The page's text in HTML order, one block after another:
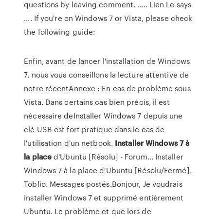
questions by leaving comment. ..... Lien Le says
.... If you're on Windows 7 or Vista, please check
the following guide:
Enfin, avant de lancer l'installation de Windows
7, nous vous conseillons la lecture attentive de
notre récentAnnexe : En cas de problème sous
Vista. Dans certains cas bien précis, il est
nécessaire deInstaller Windows 7 depuis une
clé USB est fort pratique dans le cas de
l'utilisation d'un netbook. InstallerWindows 7à
la placed'Ubuntu [Résolu] - Forum… Installer
Windows 7 à la place d'Ubuntu [Résolu/Fermé].
Toblio. Messages postés.Bonjour, Je voudrais
installer Windows 7 et supprimé entièrement
Ubuntu. Le problème et que lors de